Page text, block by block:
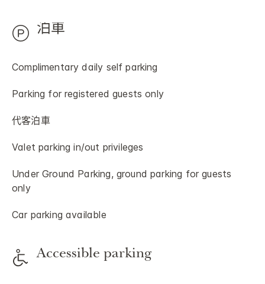
泊車
Complimentary daily self parking
Parking for registered guests only
代客泊車
Valet parking in/out privileges
Under Ground Parking, ground parking for guests
only
Car parking available
Accessible parking